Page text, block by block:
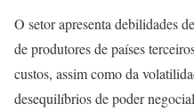
O setor apresenta debilidades
de produtores de países
custos, assim como da
desequilíbrios de poder